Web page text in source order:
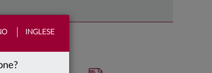
INGLESE